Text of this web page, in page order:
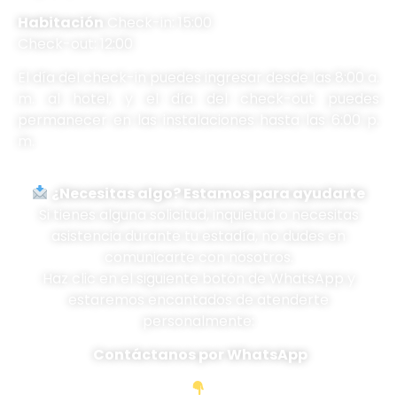
Habitación
¿Necesitas algo? Estamos para ayudarte
Contáctanos por WhatsApp